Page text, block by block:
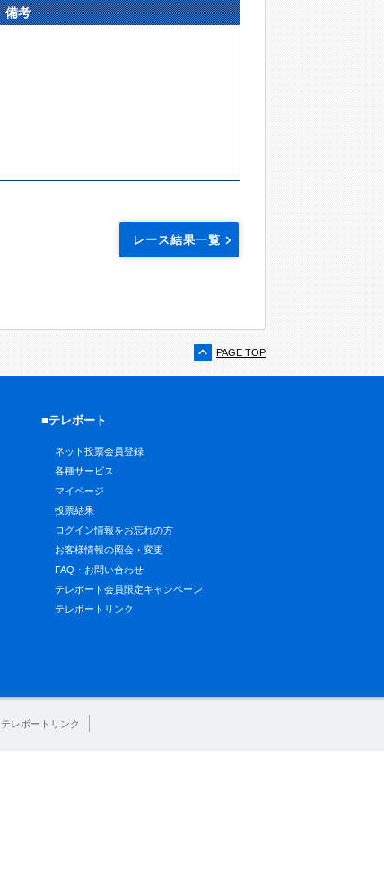
備考
レース結果一覧
PAGE TOP
■テレボート
ネット投票会員登録
各種サービス
マイページ
投票結果
ログイン情報をお忘れの方
お客様情報の照会・変更
FAQ・お問い合わせ
テレボート会員限定キャンペーン
テレボートリンク
テレボートリンク